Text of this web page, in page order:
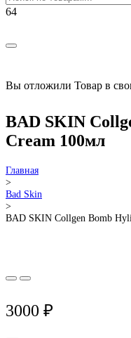
Вы отложили Товар в
BAD SKIN
Cream 100мл
Главная
>
Bad Skin
>
BAD SKIN Collgen Bomb
3000 ₽